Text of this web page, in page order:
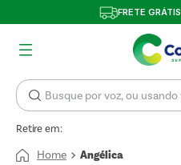
FRETE GRÁTIS
Retire em:
Angélica